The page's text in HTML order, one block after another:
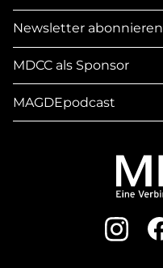
Newsletter abonnieren
MDCC als Sponsor
MAGDEpodcast